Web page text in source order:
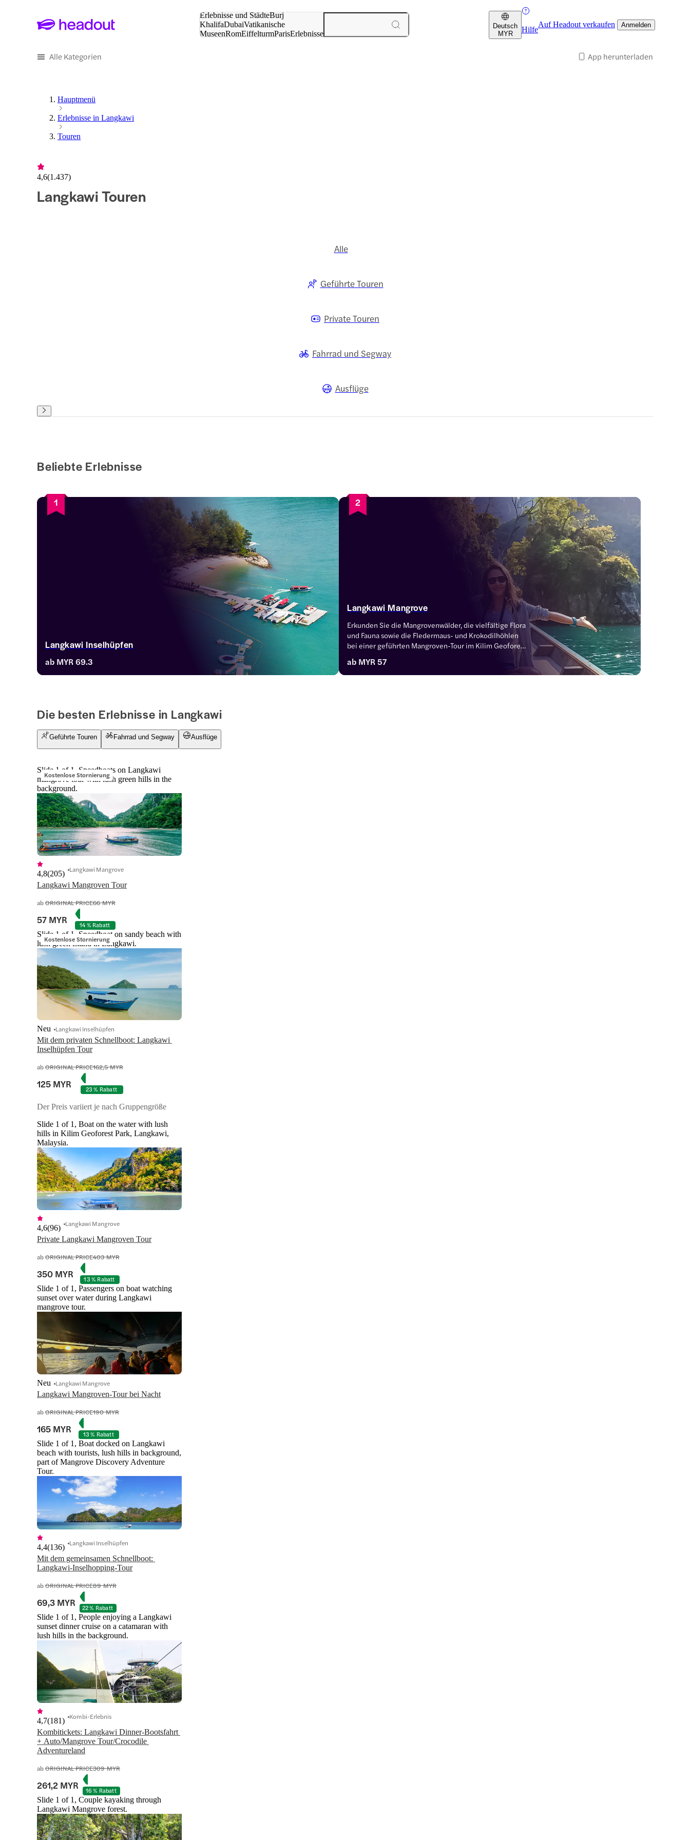
Erlebnisse und StädteBurj
KhalifaDubaiVatikanische
MuseenRomEiffelturmParisErlebnisse
Deutsch
MYR
Hilfe
Auf Headout verkaufen Anmelden
Alle Kategorien App herunterladen
Hauptmenü
Erlebnisse in Langkawi
Touren
4,6(1.437)
Langkawi Touren
Alle
Geführte Touren
Private Touren
Fahrrad und Segway
Ausflüge
Beliebte Erlebnisse
1
Langkawi Inselhüpfen
ab MYR 69.3
2
Langkawi Mangrove
Erkunden Sie die Mangrovenwälder, die vielfältige Flora
und Fauna sowie die Fledermaus- und Krokodilhöhlen
bei einer geführten Mangroven-Tour im Kilim Geoforest
ab MYR 57
Die besten Erlebnisse in Langkawi
Geführte Touren Fahrrad und Segway Ausflüge
Kostenlose Stornierung
Slide 1 of 1, Speedboats on Langkawi
mangrove tour with lush green hills in the
background.
Langkawi Mangroven Tour
4,8(205) Langkawi Mangrove
abORIGINAL PRICE66 MYR
57 MYR 14 % Rabatt
Kostenlose Stornierung
Slide 1 of 1, Speedboat on sandy beach with
lush green island in Langkawi.
Mit dem privaten Schnellboot: Langkawi
Inselhüpfen Tour
Neu Langkawi Inselhüpfen
abORIGINAL PRICE162,5 MYR
125 MYR 23 % Rabatt
Der Preis variiert je nach Gruppengröße
Slide 1 of 1, Boat on the water with lush
hills in Kilim Geoforest Park, Langkawi,
Malaysia.
Private Langkawi Mangroven Tour
4,6(96) Langkawi Mangrove
abORIGINAL PRICE403 MYR
350 MYR 13 % Rabatt
Slide 1 of 1, Passengers on boat watching
sunset over water during Langkawi
mangrove tour.
Langkawi Mangroven-Tour bei Nacht
Neu Langkawi Mangrove
abORIGINAL PRICE190 MYR
165 MYR 13 % Rabatt
Slide 1 of 1, Boat docked on Langkawi
beach with tourists, lush hills in background,
part of Mangrove Discovery Adventure
Tour.
Mit dem gemeinsamen Schnellboot:
Langkawi-Inselhopping-Tour
4,4(136) Langkawi Inselhüpfen
abORIGINAL PRICE89 MYR
69,3 MYR 22 % Rabatt
Slide 1 of 1, People enjoying a Langkawi
sunset dinner cruise on a catamaran with
lush hills in the background.
Kombitickets: Langkawi Dinner-Bootsfahrt
+ Auto/Mangrove Tour/Crocodile
Adventureland
4,7(181) Kombi-Erlebnis
abORIGINAL PRICE309 MYR
261,2 MYR 16 % Rabatt
Slide 1 of 1, Couple kayaking through
Langkawi Mangrove forest.